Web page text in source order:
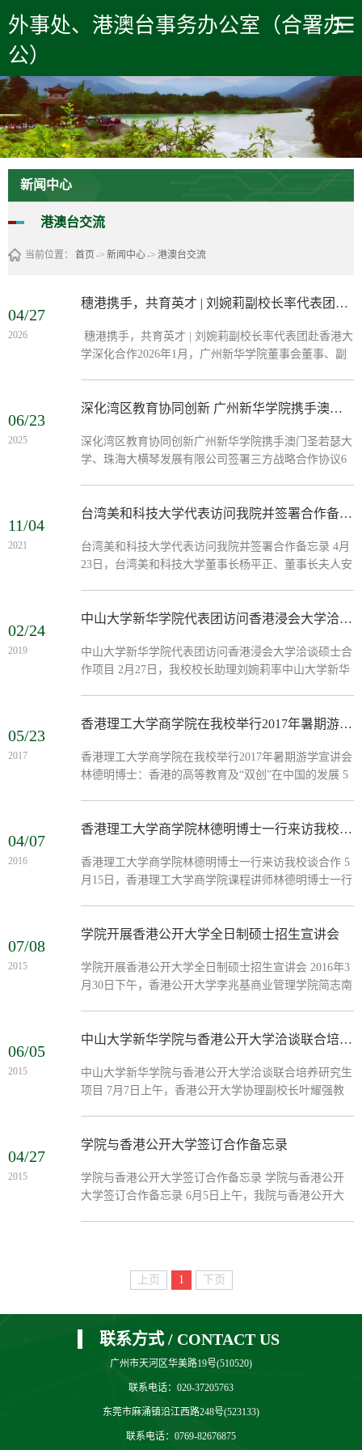
学校首页
外事处、港澳台事务办公室（合署办
公）
新闻中心
港澳台交流
当前位置： 首页 -> 新闻中心-> 港澳台交流
04/27
2026
穗港携手，共育英才 | 刘婉莉副校长率代表团赴香港大学深化合作
穗港携手，共育英才 | 刘婉莉副校长率代表团赴香港大
学深化合作2026年1月，广州新华学院董事会董事、副
香港大学社会科学院副院长、中国发展国际研究中心主
科共建、人才培养、学术交流等方向展开深入交流，达
成多项重要合作共识，进入签署MOU阶段。高层引
06/23
2025
深化湾区教育协同创新 广州新华学院携手澳门圣若瑟大学、珠海大横琴发展有限公司签署三方战略合作协议
深化湾区教育协同创新广州新华学院携手澳门圣若瑟大
学、珠海大横琴发展有限公司签署三方战略合作协议6
州新华学院东莞校区隆重举行。此次合作旨在响应粤港
深度融合的创新路径，为培养具有家国情怀与国际视野
的高素质应用型人才搭建跨区域合作平台。广州新华学
11/04
2021
台湾美和科技大学代表访问我院并签署合作备忘录
台湾美和科技大学代表访问我院并签署合作备忘录 4月
23日，台湾美和科技大学董事长杨平正、董事长夫人安
长华国栋...
02/24
2019
中山大学新华学院代表团访问香港浸会大学洽谈硕士合作项目
中山大学新华学院代表团访问香港浸会大学洽谈硕士合
作项目 2月27日，我校校长助理刘婉莉率中山大学新华
士合作项目...
05/23
2017
香港理工大学商学院在我校举行2017年暑期游学宣讲会 林德明博士：香港的高等教育及“双创”在中国的发展
香港理工大学商学院在我校举行2017年暑期游学宣讲会
林德明博士：香港的高等教育及“双创”在中国的发展 5
之“香...
04/07
2016
香港理工大学商学院林德明博士一行来访我校谈合作
香港理工大学商学院林德明博士一行来访我校谈合作 5
月15日，香港理工大学商学院课程讲师林德明博士一行
07/08
2015
学院开展香港公开大学全日制硕士招生宣讲会
学院开展香港公开大学全日制硕士招生宣讲会 2016年3
月30日下午，香港公开大学李兆基商业管理学院简志南
06/05
2015
中山大学新华学院与香港公开大学洽谈联合培养研究生项目
中山大学新华学院与香港公开大学洽谈联合培养研究生
项目 7月7日上午，香港公开大学协理副校长叶耀强教
代表围绕联...
04/27
2015
学院与香港公开大学签订合作备忘录
学院与香港公开大学签订合作备忘录 学院与香港公开
大学签订合作备忘录 6月5日上午，我院与香港公开大
上页 1 下页
联系方式 / CONTACT US
广州市天河区华美路19号(510520)
联系电话：020-37205763
东莞市麻涌镇沿江西路248号(523133)
联系电话：0769-82676875